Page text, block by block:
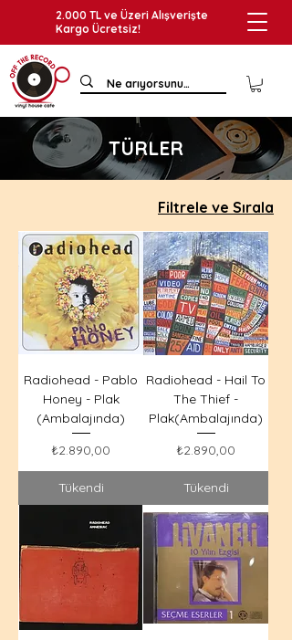
2.000 TL ve Üzeri Alışverişte
Kargo Ücretsiz!
TÜRLER
Filtrele ve Sırala
Radiohead - Pablo
Honey - Plak
(Ambalajında)
Fiyat
₺2.890,00
Tükendi
Radiohead - Hail To
The Thief -
Plak(Ambalajında)
Fiyat
₺2.890,00
Tükendi